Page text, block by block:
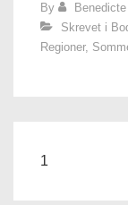
By
Skrevet i
Regioner,
1